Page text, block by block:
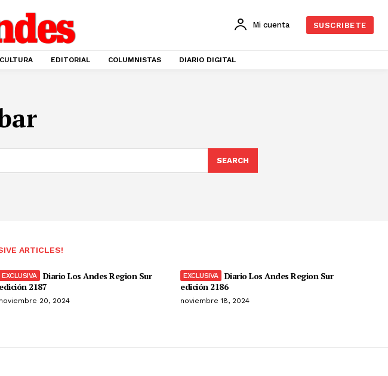
Mi cuenta SUSCRIBETE
CULTURA EDITORIAL COLUMNISTAS DIARIO DIGITAL
SEARCH
ARTICLES!
Diario Los Andes Region Sur
edición 2187
noviembre 20, 2024
Diario Los Andes Region Sur
edición 2186
noviembre 18, 2024